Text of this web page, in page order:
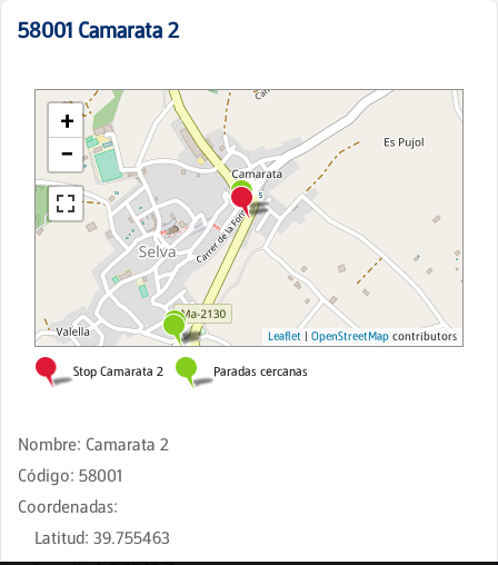
58001 Camarata 2
Nombre: Camarata 2
Código: 58001
Coordenadas:
Latitud: 39.755463